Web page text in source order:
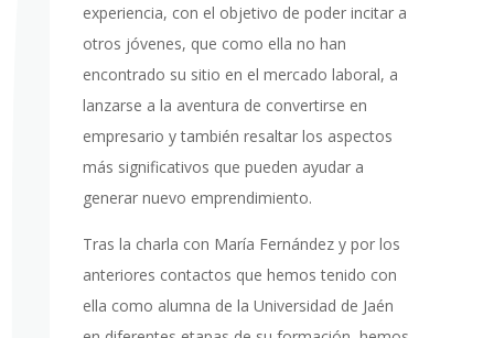
experiencia, con el objetivo de poder incitar a
otros jóvenes, que como ella no han
encontrado su sitio en el mercado laboral, a
lanzarse a la aventura de convertirse en
empresario y también resaltar los aspectos
más significativos que pueden ayudar a
generar nuevo emprendimiento.
Tras la charla con María Fernández y por los
anteriores contactos que hemos tenido con
ella como alumna de la Universidad de Jaén